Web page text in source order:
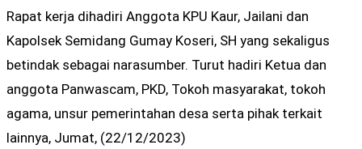
Rapat kerja dihadiri Anggota KPU Kaur, Jailani dan
Kapolsek Semidang Gumay Koseri, SH yang sekaligus
betindak sebagai narasumber. Turut hadiri Ketua dan
anggota Panwascam, PKD, Tokoh masyarakat, tokoh
agama, unsur pemerintahan desa serta pihak terkait
lainnya, Jumat, (22/12/2023)